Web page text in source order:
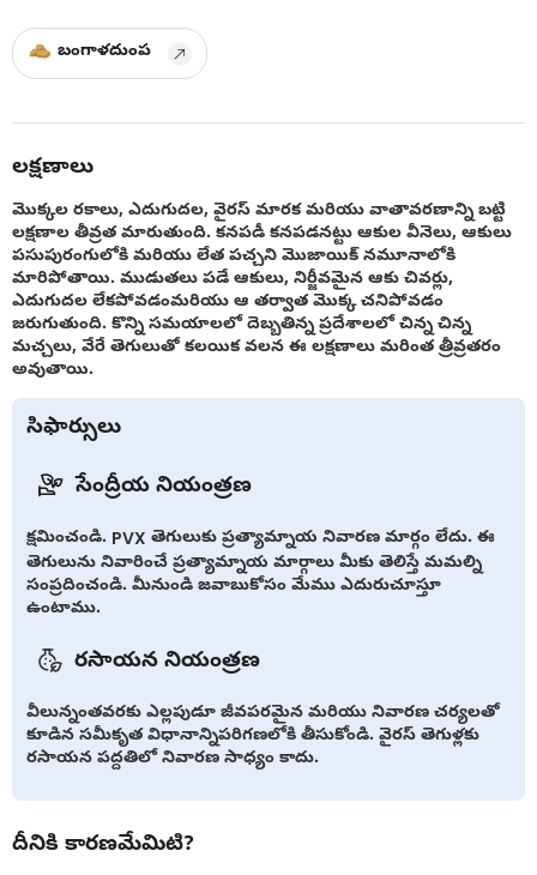
బంగాళదుంప
లక్షణాలు
మొక్కల రకాలు, ఎదుగుదల, వైరస్ మారక మరియు వాతావరణాన్ని బట్టి
లక్షణాల తీవ్రత మారుతుంది. కనపడీ కనపడనట్టు ఆకుల వీనెలు, ఆకులు
పసుపురంగులోకి మరియు లేత పచ్చని మొజాయిక్ నమూనాలోకి
మారిపోతాయి. ముడుతలు పడే ఆకులు, నిర్జీవమైన ఆకు చివర్లు,
ఎదుగుదల లేకపోవడంమరియు ఆ తర్వాత మొక్క చనిపోవడం
జరుగుతుంది. కొన్ని సమయాలలో దెబ్బతిన్న ప్రదేశాలలో చిన్న చిన్న
మచ్చలు, వేరే తెగులుతో కలయిక వలన ఈ లక్షణాలు మరింత త్రీవ్రతరం
అవుతాయి.
సిఫార్సులు
సేంద్రీయ నియంత్రణ
క్షమించండి. PVX తెగులుకు ప్రత్యామ్నాయ నివారణ మార్గం లేదు. ఈ
తెగులును నివారించే ప్రత్యామ్నాయ మార్గాలు మీకు తెలిస్తే మమల్ని
సంప్రదించండి. మీనుండి జవాబుకోసం మేము ఎదురుచూస్తూ
ఉంటాము.
రసాయన నియంత్రణ
వీలున్నంతవరకు ఎల్లపుడూ జీవపరమైన మరియు నివారణ చర్యలతో
కూడిన సమీకృత విధానాన్నిపరిగణలోకి తీసుకోండి. వైరస్ తెగుళ్లకు
రసాయన పద్దతిలో నివారణ సాధ్యం కాదు.
దీనికి కారణమేమిటి?